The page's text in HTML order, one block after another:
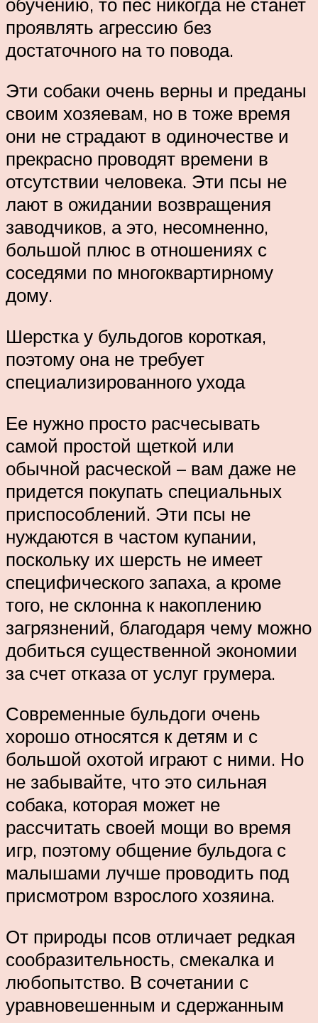
проявлять агрессию без
достаточного на то повода.
Эти собаки очень верны и преданы
своим хозяевам, но в тоже время
они не страдают в одиночестве и
прекрасно проводят времени в
отсутствии человека. Эти псы не
лают в ожидании возвращения
заводчиков, а это, несомненно,
большой плюс в отношениях с
соседями по многоквартирному
дому.
Шерстка у бульдогов короткая,
поэтому она не требует
специализированного ухода
Ее нужно просто расчесывать
самой простой щеткой или
обычной расческой – вам даже не
придется покупать специальных
приспособлений. Эти псы не
нуждаются в частом купании,
поскольку их шерсть не имеет
специфического запаха, а кроме
того, не склонна к накоплению
загрязнений, благодаря чему можно
добиться существенной экономии
за счет отказа от услуг грумера.
Современные бульдоги очень
хорошо относятся к детям и с
большой охотой играют с ними. Но
не забывайте, что это сильная
собака, которая может не
рассчитать своей мощи во время
игр, поэтому общение бульдога с
малышами лучше проводить под
присмотром взрослого хозяина.
От природы псов отличает редкая
сообразительность, смекалка и
любопытство. В сочетании с
уравновешенным и сдержанным